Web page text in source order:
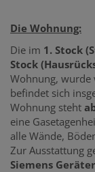
Die Wohnung:
Die im 1. Stock
Stock
Wohnung, wurde
befindet sich
Wohnung steht
eine
alle Wände,
Zur Ausstattung
Siemens